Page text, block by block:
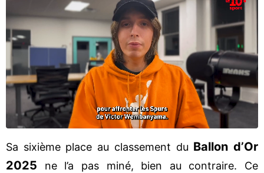
Sa sixième place au classement du Ballon d’Or
2025 ne l’a pas miné, bien au contraire. Ce